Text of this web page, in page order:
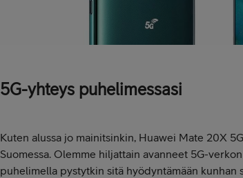
5G-yhteys puhelimessasi
Kuten alussa jo mainitsinkin, Huawei Mate 20X
Suomessa. Olemme hiljattain avanneet 5G-
puhelimella pystytkin sitä hyödyntämään kunhan